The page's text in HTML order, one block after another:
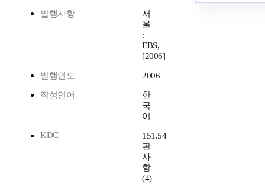
발행사항
서
울
:
EBS,
[2006]
발행연도 2006
작성언어
한
국
어
KDC
151.54
판
사
항
(4)